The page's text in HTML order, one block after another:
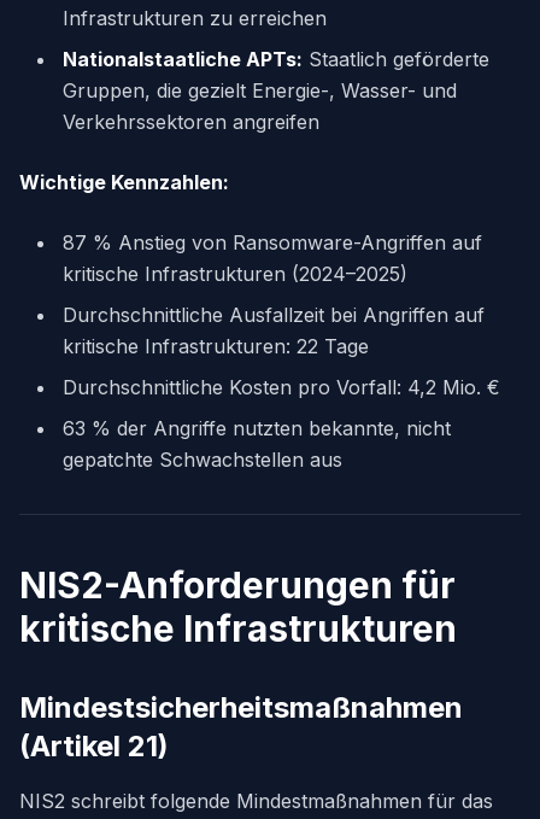
Infrastrukturen zu erreichen
Nationalstaatliche APTs: Staatlich geförderte
Gruppen, die gezielt Energie-, Wasser- und
Verkehrssektoren angreifen
Wichtige Kennzahlen:
87 % Anstieg von Ransomware-Angriffen auf
kritische Infrastrukturen (2024–2025)
Durchschnittliche Ausfallzeit bei Angriffen auf
kritische Infrastrukturen: 22 Tage
Durchschnittliche Kosten pro Vorfall: 4,2 Mio. €
63 % der Angriffe nutzten bekannte, nicht
gepatchte Schwachstellen aus
NIS2-Anforderungen für
kritische Infrastrukturen
Mindestsicherheitsmaßnahmen
(Artikel 21)
NIS2 schreibt folgende Mindestmaßnahmen für das